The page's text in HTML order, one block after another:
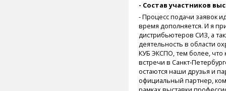
- Состав участников
- Процесс подачи заявок
время дополняется. И я
дистрибьютеров СИЗ, а
деятельность в области
КУБ ЭКСПО, тем более, что
встречи в Санкт-
остаются наши друзья и
официальный партнер,